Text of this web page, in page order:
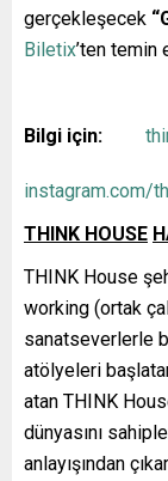
gerçekleşecek
Biletix’ten temin
Bilgi için:
instagram.com/
THINK HOUSE
THINK House
working (ortak
sanatseverlerle
atölyeleri
atan THINK
dünyasını
anlayışından